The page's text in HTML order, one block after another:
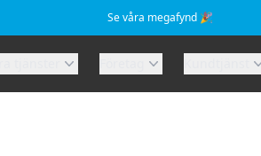
Se våra megafynd 🎉